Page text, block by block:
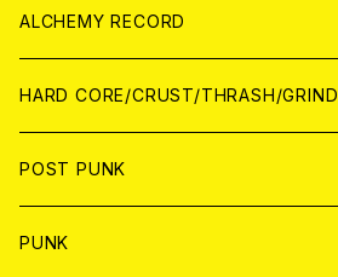
PATCH
アナログ
DIGITAL CONTENTS
ALCHEMY RECORD
CD
ANALOG
HARD CORE/CRUST/THRASH/GRIND
JAPAN
CD
WORLD
POST PUNK
CD
PUNK